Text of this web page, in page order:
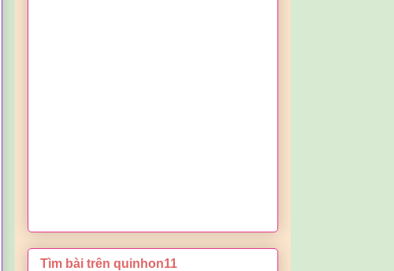
Tìm bài trên quinhon11